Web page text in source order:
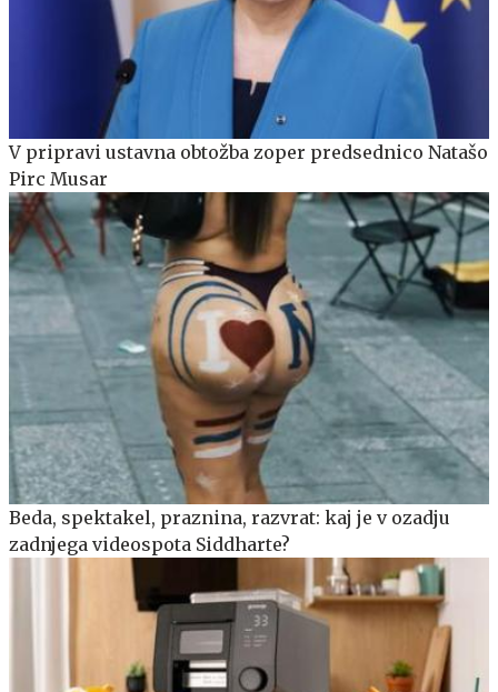
V pripravi ustavna obtožba zoper predsednico Natašo
Pirc Musar
Beda, spektakel, praznina, razvrat: kaj je v ozadju
zadnjega videospota Siddharte?